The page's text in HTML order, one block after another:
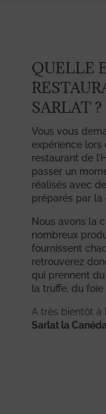
QUELLE
SARLAT ?
Vous vous
expérience lors
restaurant de
passer un
réalisés avec
préparés par la
Nous avons la
nombreux
fournissent
retrouverez
qui prennent
la truffe, du
A très bientôt à
Sarlat la